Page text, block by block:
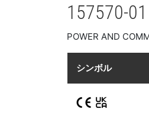
157570-01
POWER AND
シンボル